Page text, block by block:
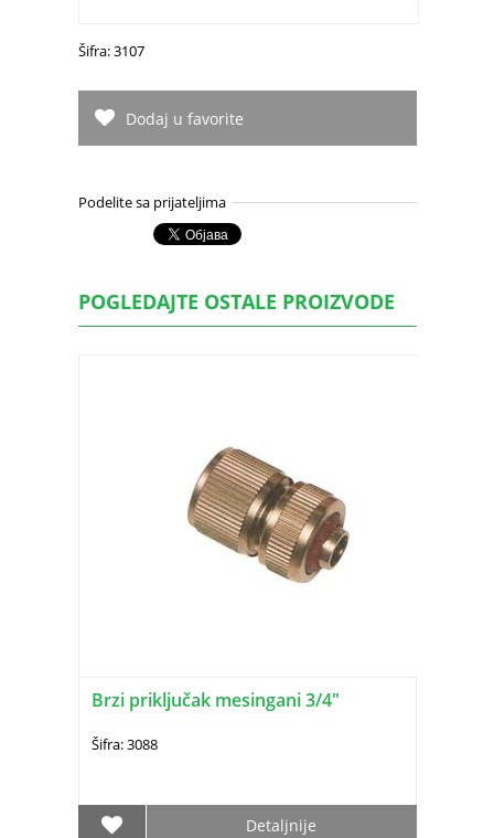
Šifra: 3107
Dodaj u favorite
Podelite sa prijateljima
POGLEDAJTE OSTALE PROIZVODE
Brzi priključak mesingani 3/4"
Šifra: 3088
Detaljnije